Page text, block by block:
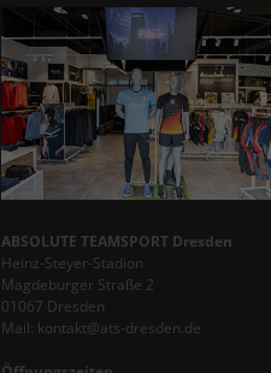
ABSOLUTE TEAMSPORT Dresden
Heinz-Steyer-Stadion
Magdeburger Straße 2
01067 Dresden
Mail: kontakt@ats-dresden.de